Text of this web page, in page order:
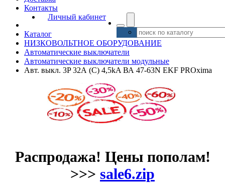
Контакты
Личный кабинет
Каталог
НИЗКОВОЛЬТНОЕ ОБОРУДОВАНИЕ
Автоматические выключатели
Автоматические выключатели модульные
Авт. выкл. 3P 32А (C) 4,5kA ВА 47-63N EKF PROxima
Распродажа! Цены пополам!
>>> sale6.zip